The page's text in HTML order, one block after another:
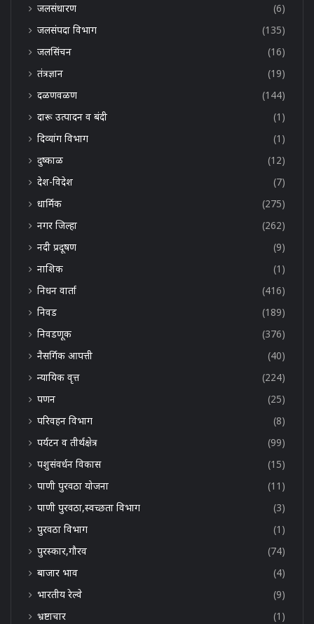
जलसंधारण
(6)
जलसंपदा विभाग
(135)
जलसिंचन
(16)
तंत्रज्ञान
(19)
दळणवळण
(144)
दारू उत्पादन व बंदी
(1)
दिव्यांग विभाग
(1)
दुष्काळ
(12)
देश-विदेश
(7)
धार्मिक
(275)
नगर जिल्हा
(262)
नदी प्रदूषण
(9)
नाशिक
(1)
निधन वार्ता
(416)
निवड
(189)
निवडणूक
(376)
नैसर्गिक आपत्ती
(40)
न्यायिक वृत्त
(224)
पणन
(25)
परिवहन विभाग
(8)
पर्यटन व तीर्थक्षेत्र
(99)
पशुसंवर्धन विकास
(15)
पाणी पुरवठा योजना
(11)
पाणी पुरवठा,स्वच्छता विभाग
(3)
पुरवठा विभाग
(1)
पुरस्कार,गौरव
(74)
बाजार भाव
(4)
भारतीय रेल्वे
(9)
भ्रष्टाचार
(1)